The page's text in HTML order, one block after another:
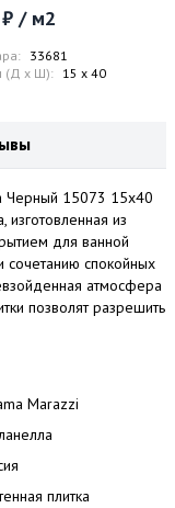
/ м2
33681
(Д x Ш):
15 x 40
Черный 15073 15x40
из
для ванной
сочетанию спокойных
атмосфера
позволят разрешить
Marazzi
плитка